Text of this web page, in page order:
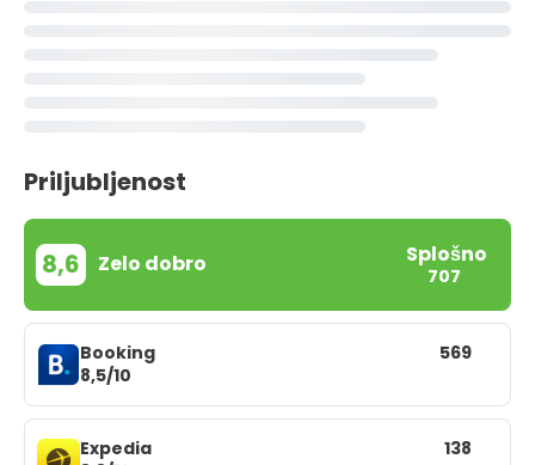
Priljubljenost
8,6 Zelo dobro Splošno
707
Booking
8,5/10
569
Expedia
138